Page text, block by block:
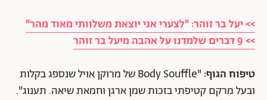
>> יעל בר זוהר: "לצערי אני יוצאת משלוותי מאוד מהר"
>> 9 דברים שלמדנו על אהבה מיעל בר זוהר
טיפוח הגוף:
"Body Souffle של מרוקן אויל שנספג בקלות
ובעל מרקם קטיפתי בזכות שמן ארגן וחמאת שיאה. תענוג".